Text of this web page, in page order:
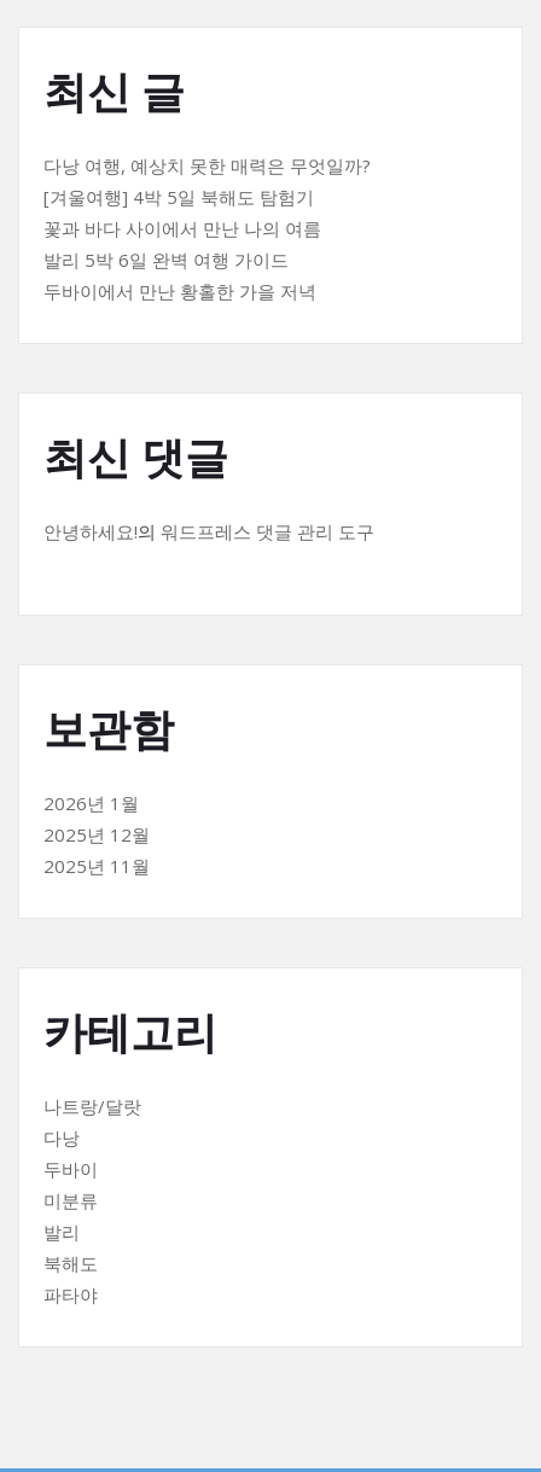
최신 글
다낭 여행, 예상치 못한 매력은 무엇일까?
[겨울여행] 4박 5일 북해도 탐험기
꽃과 바다 사이에서 만난 나의 여름
발리 5박 6일 완벽 여행 가이드
두바이에서 만난 황홀한 가을 저녁
최신 댓글
안녕하세요!의 워드프레스 댓글 관리 도구
보관함
2026년 1월
2025년 12월
2025년 11월
카테고리
나트랑/달랏
다낭
두바이
미분류
발리
북해도
파타야